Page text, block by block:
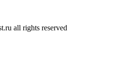
all rights reserved